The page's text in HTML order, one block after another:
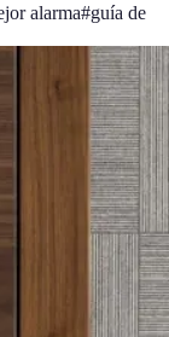
alarma#guía de